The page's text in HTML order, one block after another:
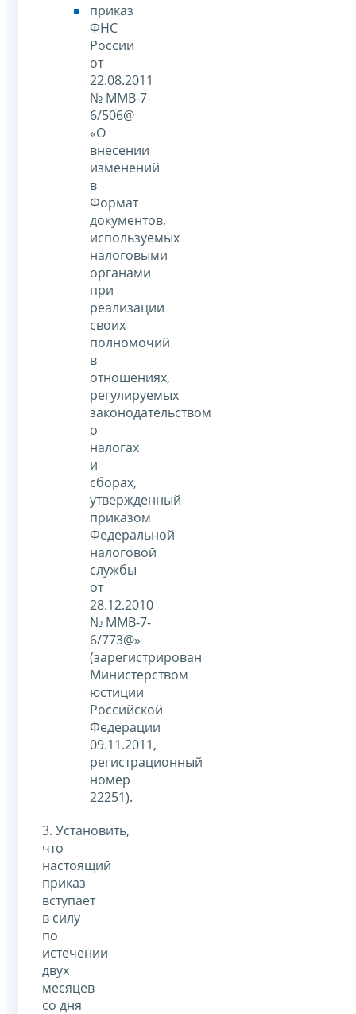
приказ
ФНС
России
от
22.08.2011
№ ММВ-7-
6/506@
«О
внесении
изменений
в
Формат
документов,
используемых
налоговыми
органами
при
реализации
своих
полномочий
в
отношениях,
регулируемых
законодательством
о
налогах
и
сборах,
утвержденный
приказом
Федеральной
налоговой
службы
от
28.12.2010
№ ММВ-7-
6/773@»
(зарегистрирован
Министерством
юстиции
Российской
Федерации
09.11.2011,
регистрационный
номер
22251).
3. Установить,
что
настоящий
приказ
вступает
в силу
по
истечении
двух
месяцев
со дня